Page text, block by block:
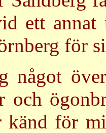
ett
för
något
och
känd för